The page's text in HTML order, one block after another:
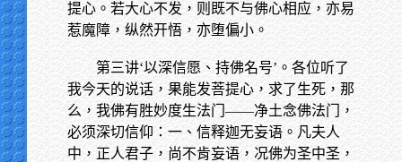
提心。若大心不发，则既不与佛心相应，亦易
惹魔障，纵然开悟，亦堕偏小。
第三讲‘以深信愿、持佛名号’。各位听了
我今天的说话，果能发菩提心，求了生死，那
么，我佛有胜妙度生法门——净土念佛法门，
必须深切信仰：一、信释迦无妄语。凡夫人
中，正人君子，尚不肯妄语，况佛为圣中圣，